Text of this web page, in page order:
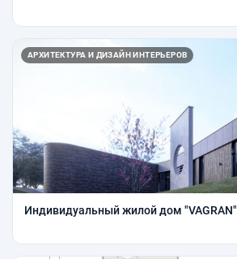
АРХИТЕКТУРА И ДИЗАЙН ИНТЕРЬЕРОВ
Индивидуальный жилой дом "VAGRAN"